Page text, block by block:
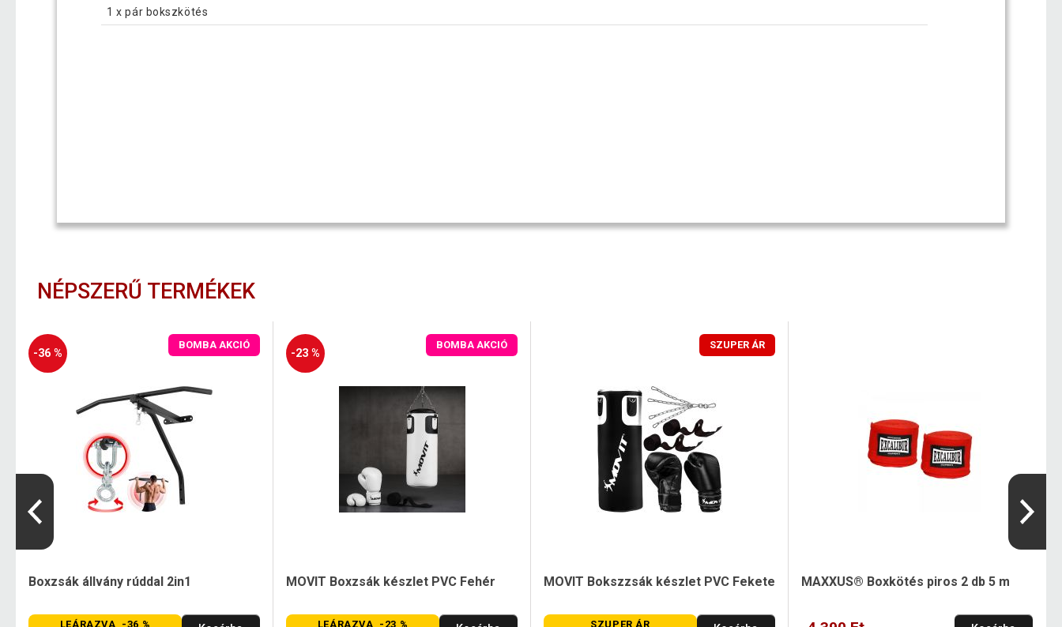
1 x pár bokszkötés
NÉPSZERŰ TERMÉKEK
-36 %
BOMBA AKCIÓ
Boxzsák állvány rúddal 2in1
LEÁRAZVA -36 %
-23 %
BOMBA AKCIÓ
MOVIT Boxzsák készlet PVC Fehér
LEÁRAZVA -23 %
SZUPER ÁR
MOVIT Bokszzsák készlet PVC Fekete
SZUPER ÁR
MAXXUS® Boxkötés piros 2 db 5 m